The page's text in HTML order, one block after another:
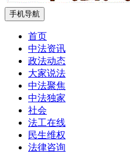
手机导航
首页
中法资讯
政法动态
大家说法
中法聚焦
中法独家
社会
法工在线
民生维权
法律咨询